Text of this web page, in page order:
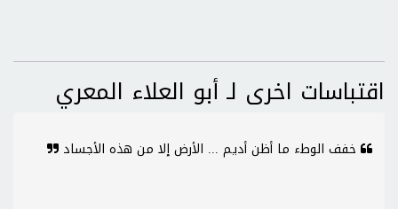
اقتباسات اخرى لـ أبو العلاء المعري
خفف الوطء ما أظن أديم ... الأرض إلا من هذه الأجساد